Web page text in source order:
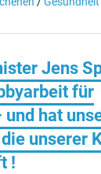
Jens
für
hat
unserer
!